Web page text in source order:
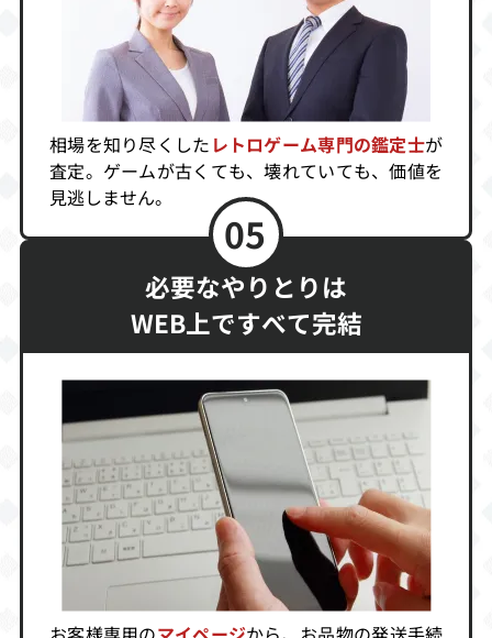
天地を喰らう2
買取価格
2,640
ギャルズパニッ
クSS
買取価格
2,559
プライマルレイ
買取価格
2,500
セクシーパロデ 怒首領蜂
買取価格
2,400
アルバム倶楽
買取価格
2,333
あすか120％リ
ミテッド
買取価格
2,296
実況おしゃべり
パロディウス
買取価格
2,260
シルエットミラ
ージュ
プリンセスクラ
ウン
マーヴル・スー
パーヒーローズ
VSストリートフ
ァイター
相場を知り尽くした レトロゲーム専門の鑑定士が
査定。ゲームが古くても、壊れていても、価値を
見逃しません。
05
必要なやりとりは
WEB上ですべて完結